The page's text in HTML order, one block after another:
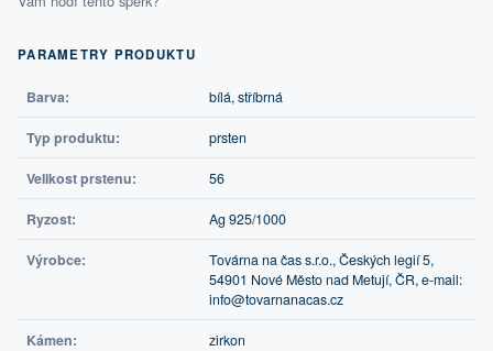
PARAMETRY PRODUKTU
Barva: bílá, stříbrná
Typ produktu: prsten
Velikost prstenu: 56
Ryzost: Ag 925/1000
Výrobce:
Továrna na čas s.r.o., Českých legií 5,
54901 Nové Město nad Metují, ČR, e-mail:
info@tovarnanacas.cz
Kámen: zirkon